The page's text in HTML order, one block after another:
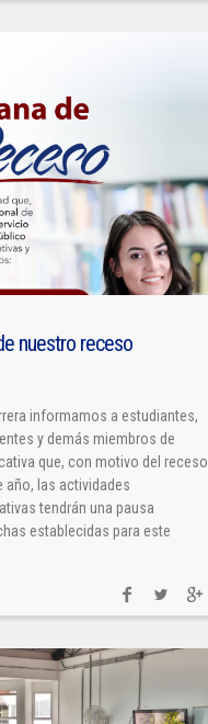
nuestro receso
informamos a estudiantes,
y demás miembros de
que, con motivo del receso
año, las actividades
tendrán una pausa
establecidas para este